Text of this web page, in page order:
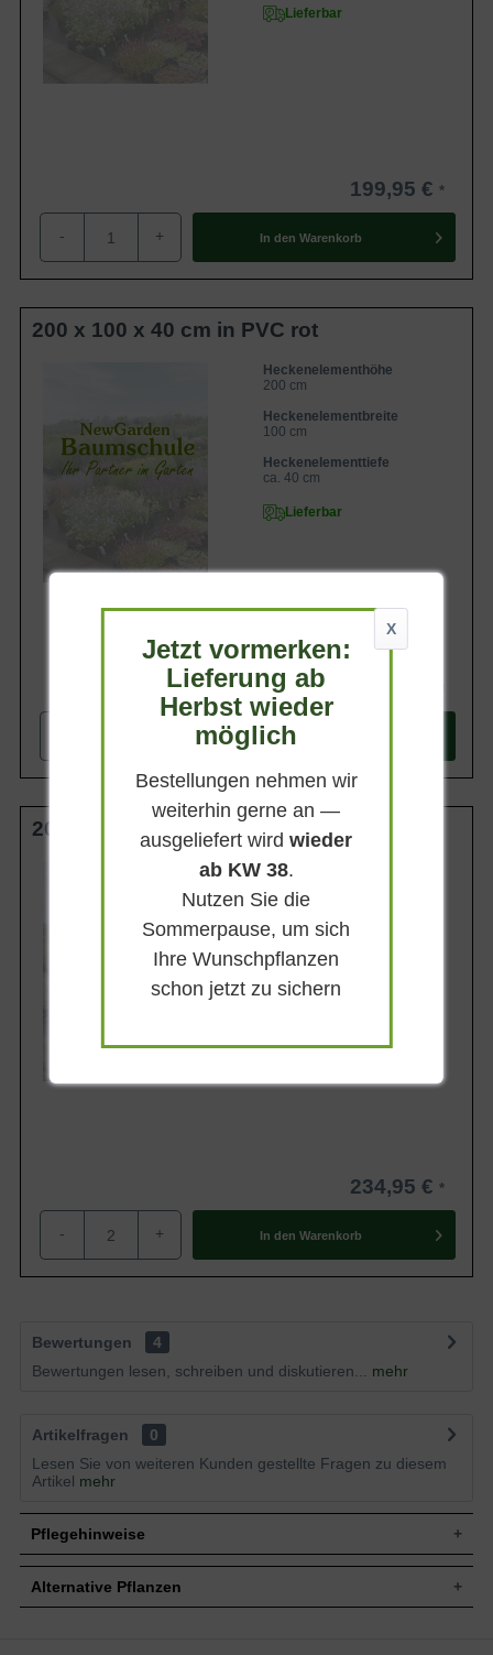
Kann ganzjährig geschnitten werden
Lieferbar
199,95 €
- + In den Warenkorb
200 x 100 x 40 cm in PVC rot
Heckenelementhöhe
200 cm
Heckenelementbreite
100 cm
Heckenelementtiefe
ca. 40 cm
Lieferbar
In den
200 x 100 x 40 cm in PVC schwarz
Heckenelementhöhe
100 cm
Heckenelementtiefe
234,95 €
- + In den Warenkorb
Bewertungen
4
Bewertungen lesen, schreiben und diskutieren...
mehr
Artikelfragen
0
Lesen Sie von weiteren Kunden gestellte Fragen zu diesem
Artikel mehr
Pflegehinweise
Pflanz- und Pflegetipps Acer campestre
Alternative Pflanzen
X
Jetzt vormerken:
Lieferung ab
Herbst wieder
möglich
Bestellungen nehmen wir
weiterhin gerne an —
ausgeliefert wirdwieder
ab KW 38.
Nutzen Sie die
Sommerpause, um sich
Ihre Wunschpflanzen
schon jetzt zu sichern